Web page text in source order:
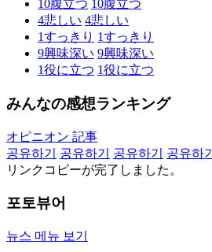
10腹立つ 10腹立つ
4悲しい 4悲しい
1すっきり 1すっきり
9興味深い 9興味深い
1役に立つ 1役に立つ
みんなの感想ランキング
オピニオン 記事
공유하기
공유하기 공유하기 공유하기
リンクコピーが完了しました。
포토뷰어
뉴스 메뉴 보기